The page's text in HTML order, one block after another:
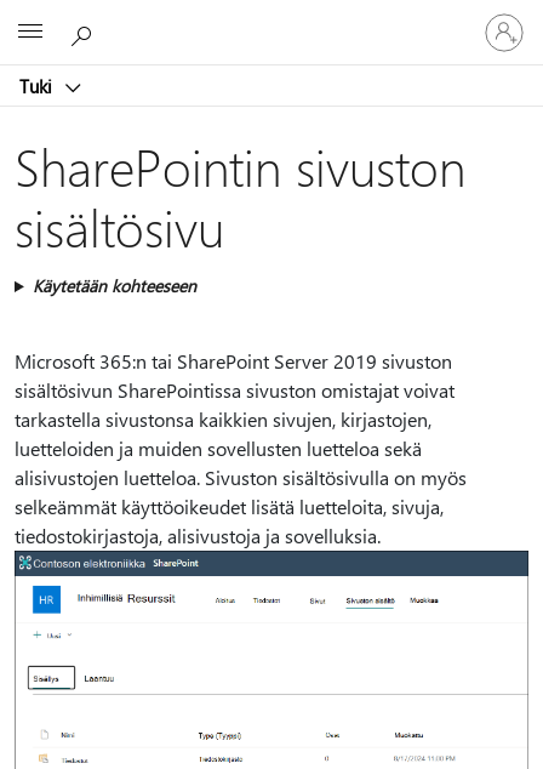
Tuki
Kirjaudu
sisään
tilille
SharePointin sivuston
sisältösivu
Käytetään kohteeseen
Microsoft 365:n tai SharePoint Server 2019 sivuston
sisältösivun SharePointissa sivuston omistajat voivat
tarkastella sivustonsa kaikkien sivujen, kirjastojen,
luetteloiden ja muiden sovellusten luetteloa sekä
alisivustojen luetteloa. Sivuston sisältösivulla on myös
selkeämmät käyttöoikeudet lisätä luetteloita, sivuja,
tiedostokirjastoja, alisivustoja ja sovelluksia.